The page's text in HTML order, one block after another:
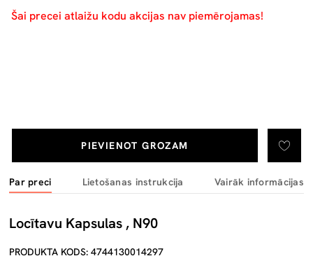
PIEVIENOT GROZAM
Šai precei atlaižu kodu akcijas nav piemērojamas!
Par preci Lietošanas instrukcija Vairāk informācijas
Locītavu Kapsulas , N90
PRODUKTA KODS: 4744130014297